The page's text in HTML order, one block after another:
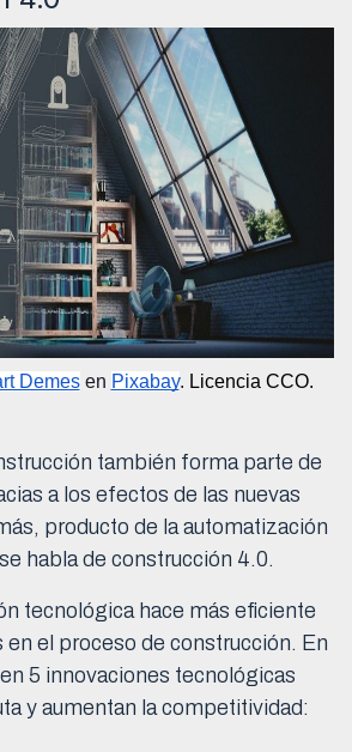
Demes en Pixabay. Licencia CCO.
también forma parte de
a los efectos de las nuevas
producto de la automatización
habla de construcción 4.0.
tecnológica hace más eficiente
en el proceso de construcción. En
5 innovaciones tecnológicas
y aumentan la competitividad: